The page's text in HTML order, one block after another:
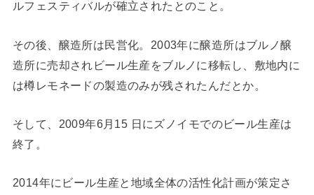
ルフェスティバルが確立されたとのこと。
その後、醸造所は民営化。2003年に醸造所はブルノ醸
造所に売却されビール生産をブルノに移転し、敷地内に
は樽レモネードの製造のみが残されたんだとか。
そして、2009年6月15 日にズノイモでのビール生産は
終了。
2014年にビール生産と地域全体の活性化計画が策定さ